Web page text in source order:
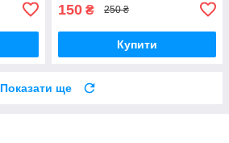
150 ₴ 250 ₴
Купити
Показати ще